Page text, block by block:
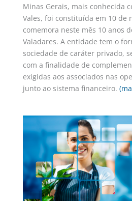
Minas Gerais, mais conhecida
Vales, foi constituída em 10 de
comemora neste mês 10 anos
Valadares. A entidade tem o
sociedade de caráter privado,
com a finalidade de
exigidas aos associados nas
junto ao sistema financeiro.